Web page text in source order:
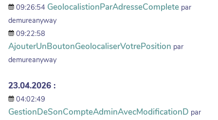
09:26:54 GeolocalistionParAdresseComplete par
demureanyway
09:22:58
AjouterUnBoutonGeolocaliserVotrePosition par
demureanyway
23.04.2026 :
04:02:49
GestionDeSonCompteAdminAvecModificationD par